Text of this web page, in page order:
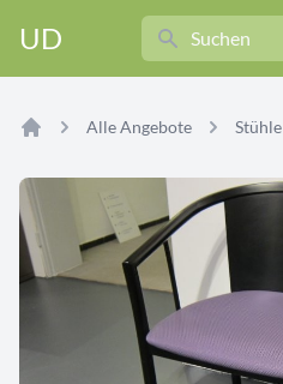
UD
Search
Alle Angebote Stühle